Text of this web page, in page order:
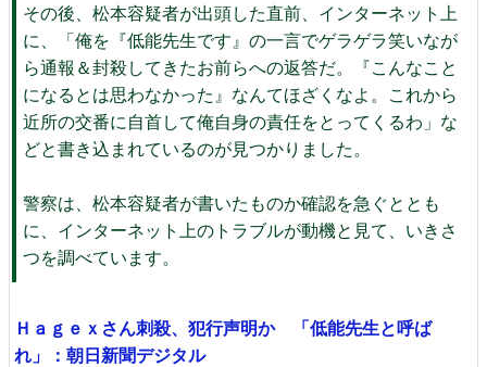
その後、松本容疑者が出頭した直前、インターネット上
に、「俺を『低能先生です』の一言でゲラゲラ笑いなが
ら通報＆封殺してきたお前らへの返答だ。『こんなこと
になるとは思わなかった』なんてほざくなよ。これから
近所の交番に自首して俺自身の責任をとってくるわ」な
どと書き込まれているのが見つかりました。
警察は、松本容疑者が書いたものか確認を急ぐととも
に、インターネット上のトラブルが動機と見て、いきさ
つを調べています。
Ｈａｇｅｘさん刺殺、犯行声明か 「低能先生と呼ば
れ」：朝日新聞デジタル